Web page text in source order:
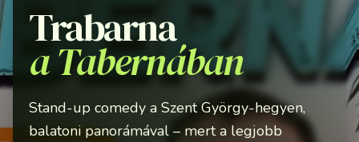
Trabarna
a Tabernában
Stand-up comedy a Szent György-hegyen,
balatoni panorámával – mert a legjobb